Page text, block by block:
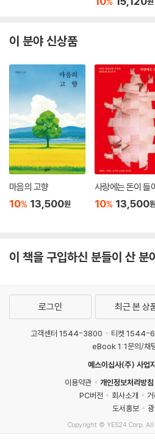
이 분야 신상품
마음의 고향
10% 13,500원
사랑에는 돈이 들
10% 13,500원
이 책을 구입하신 분들이 산 분
로그인 최근 본 상
고객센터 1544-3800 티켓 1544-
eBook 1:1문의/채
예스이십사(주) 사업
이용약관
개인정보처리방침
PC버전
회사소개
도서홍보
Copyright © YES24 Corp. All